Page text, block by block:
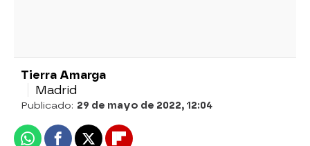
Tierra Amarga
Madrid
Publicado: 29 de mayo de 2022, 12:04